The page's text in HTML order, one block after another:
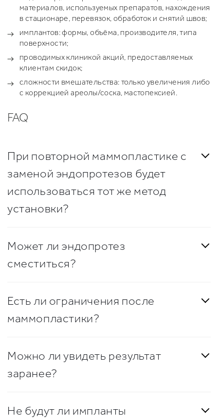
материалов, используемых препаратов, нахождения
в стационаре, перевязок, обработок и снятий швов;
имплантов: формы, объёма, производителя, типа
поверхности;
проводимых клиникой акций, предоставляемых
клиентам скидок;
сложности вмешательства: только увеличения либо
с коррекцией ареолы/соска, мастопексией.
FAQ
При повторной маммопластике с
заменой эндопротезов будет
использоваться тот же метод
установки?
Может ли эндопротез
сместиться?
Есть ли ограничения после
маммопластики?
Можно ли увидеть результат
заранее?
Не будут ли импланты